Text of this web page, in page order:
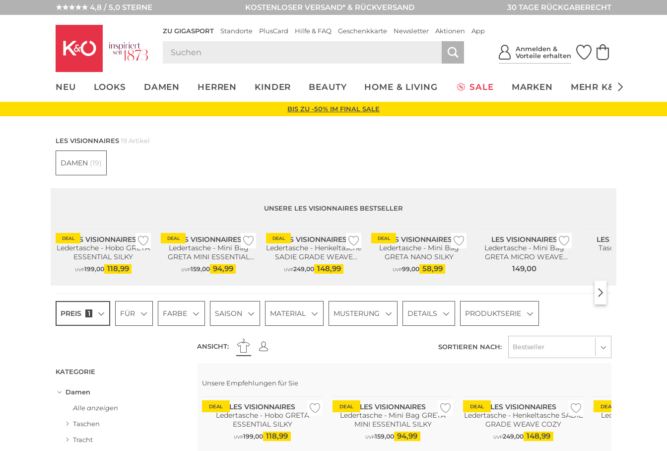
★★★★★ 4,8 / 5,0 STERNE KOSTENLOSER VERSAND* & RÜCKVERSAND 30 TAGE RÜCKGABERECHT
ZU GIGASPORT Standorte PlusCard Hilfe & FAQ Geschenkkarte Newsletter Aktionen App
Anmelden &
Vorteile erhalten
NEU LOOKS DAMEN HERREN KINDER BEAUTY HOME & LIVING SALE MARKEN MEHR K&Ö
UNSERE APP
CLICK &
BIS ZU -50% IM FINAL SALE
LES VISIONNAIRES19 Artikel
DAMEN (19)
UNSERE LES VISIONNAIRES BESTSELLER
DEALLES VISIONNAIRES
Ledertasche - Hobo GRETA
ESSENTIAL SILKY
UVP199,00 118,99
DEALLES VISIONNAIRES
Ledertasche - Mini Bag
GRETA MINI ESSENTIAL
SILKY
UVP159,00 94,99
DEALLES VISIONNAIRES
Ledertasche - Henkeltasche
SADIE GRADE WEAVE
COZY
UVP249,00 148,99
DEALLES VISIONNAIRES
Ledertasche - Mini Bag
GRETA NANO SILKY
UVP99,00 58,99
LES VISIONNAIRES
Ledertasche - Mini Bag
GRETA MICRO WEAVE
SILKY
149,00
LES VISIONNAIRES
Taschenanhänger
PREIS 1 FÜR FARBE SAISON MATERIAL MUSTERUNG DETAILS PRODUKTSERIE
ANSICHT: SORTIEREN NACH:
KATEGORIE
Damen
Alle anzeigen
Taschen
Tracht
Unsere Empfehlungen für Sie
DEAL
LES VISIONNAIRES
Ledertasche - Hobo GRETA
ESSENTIAL SILKY
UVP199,00 118,99
DEAL
LES VISIONNAIRES
Ledertasche - Mini Bag GRETA
MINI ESSENTIAL SILKY
UVP159,00 94,99
DEAL
LES VISIONNAIRES
Ledertasche - Henkeltasche SADIE
GRADE WEAVE COZY
UVP249,00 148,99
DEAL
Ledertasche - Mini